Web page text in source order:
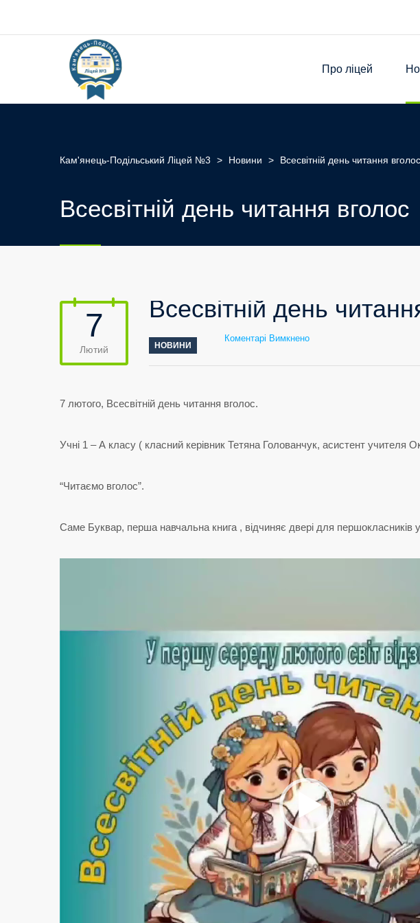
Про ліцей
Кам'янець-Подільський Ліцей №3 > Новини > Всесвітній день читання вголос
Всесвітній день читання вголос
7
Лютий
Всесвітній день
НОВИНИ
Коментарі Вимкненодо
Всесвітній
день
7 лютого, Всесвітній день читання вголос.
Учні 1 – А класу ( класний керівник Тетяна Голованчук, асистент
“Читаємо вголос”.
Саме Буквар, перша навчальна книга , відчиняє двері для першокласників
Відеопрогравач